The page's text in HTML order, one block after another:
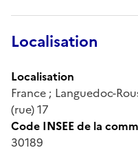
Localisation
Localisation
France ; Languedoc-
(rue) 17
Code INSEE de la
30189